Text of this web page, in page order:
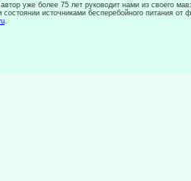
уже более 75 лет руководит нами из своего
источниками бесперебойного питания от
.